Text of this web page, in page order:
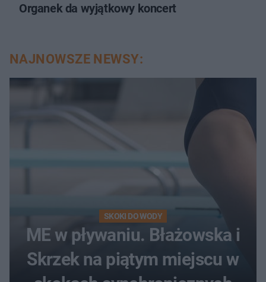
Organek da wyjątkowy koncert
NAJNOWSZE NEWSY:
SKOKI DO WODY
ME w pływaniu. Błażowska i
Skrzek na piątym miejscu w